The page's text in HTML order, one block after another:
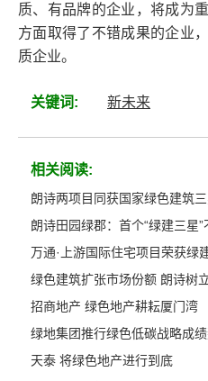
质、有品牌的企业，将成为
方面取得了不错成果的企业
质企业。
关键词: 新未来
相关阅读:
朗诗两项目同获国家绿色建筑
朗诗田园绿郡：首个“绿建三星
万通·上游国际住宅项目荣获绿
绿色建筑扩张市场份额 朗诗树
招商地产 绿色地产耕耘厦门湾
绿地集团推行绿色低碳战略成
天泰 将绿色地产进行到底